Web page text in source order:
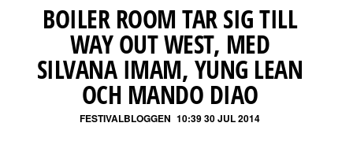
BOILER ROOM TAR SIG TILL
WAY OUT WEST, MED
SILVANA IMAM, YUNG LEAN
OCH MANDO DIAO
FESTIVALBLOGGEN 10:39 30 JUL 2014